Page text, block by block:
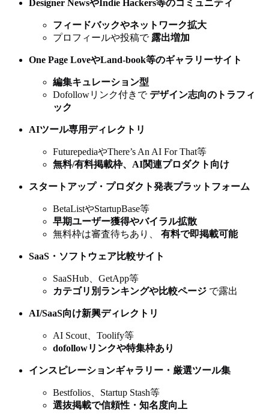
Designer NewsやIndie Hackers等のコミュニティ
フィードバックやネットワーク拡大
プロフィールや投稿で 露出増加
One Page LoveやLand-book等のギャラリーサイト
編集キュレーション型
Dofollowリンク付きでデザイン志向のトラフィ
ック
AIツール専用ディレクトリ
FuturepediaやThere’s An AI For That等
無料/有料掲載枠、AI関連プロダクト向け
スタートアップ・プロダクト発表プラットフォーム
BetaListやStartupBase等
早期ユーザー獲得やバイラル拡散
無料枠は審査待ちあり、 有料で即掲載可能
SaaS・ソフトウェア比較サイト
SaaSHub、GetApp等
カテゴリ別ランキングや比較ページ で露出
AI/SaaS向け新興ディレクトリ
AI Scout、Toolify等
dofollowリンクや特集枠あり
インスピレーションギャラリー・厳選ツール集
Bestfolios、Startup Stash等
選抜掲載で信頼性・知名度向上